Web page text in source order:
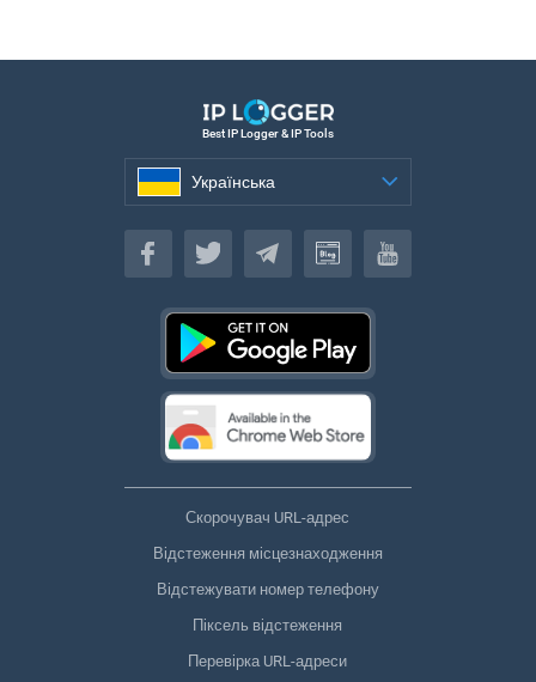
Best IP Logger & IP Tools
Українська
Українська
Скорочувач URL-адрес
Відстеження місцезнаходження
Відстежувати номер телефону
Піксель відстеження
Перевірка URL-адреси